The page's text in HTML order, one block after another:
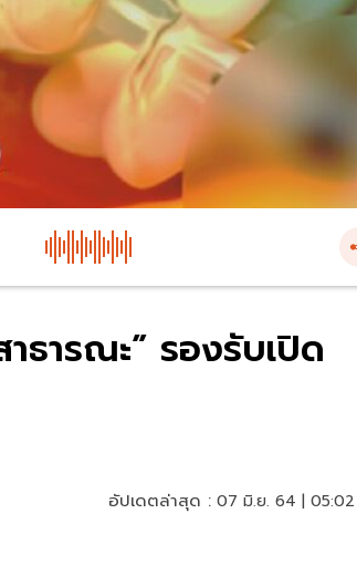
ธารณะ” รองรับเปิด
อัปเดตล่าสุด : 07 มิ.ย. 64 |